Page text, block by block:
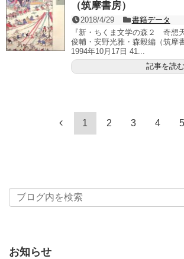
（筑摩書房）
2018/4/29
書籍データ
『新・ちくま文学の森２ 奇想
俊輔・安野光雅・森毅編（筑摩
1994年10月17日 41...
記事を読む
1 2 3 4 5
お知らせ